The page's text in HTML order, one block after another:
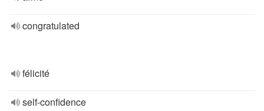
congratulated
félicité
self-confidence